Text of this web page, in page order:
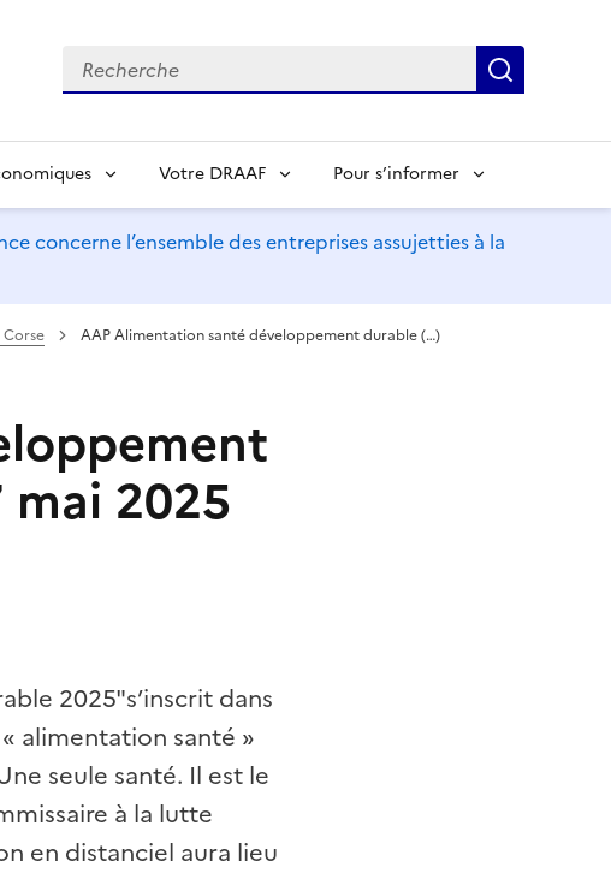
Recherche
Votre DRAAF Pour s’informer
concerne l’ensemble des entreprises assujetties à la
AAP Alimentation santé développement durable (…)
2025
2025"s’inscrit dans
alimentation santé »
seule santé. Il est le
à la lutte
en distanciel aura lieu